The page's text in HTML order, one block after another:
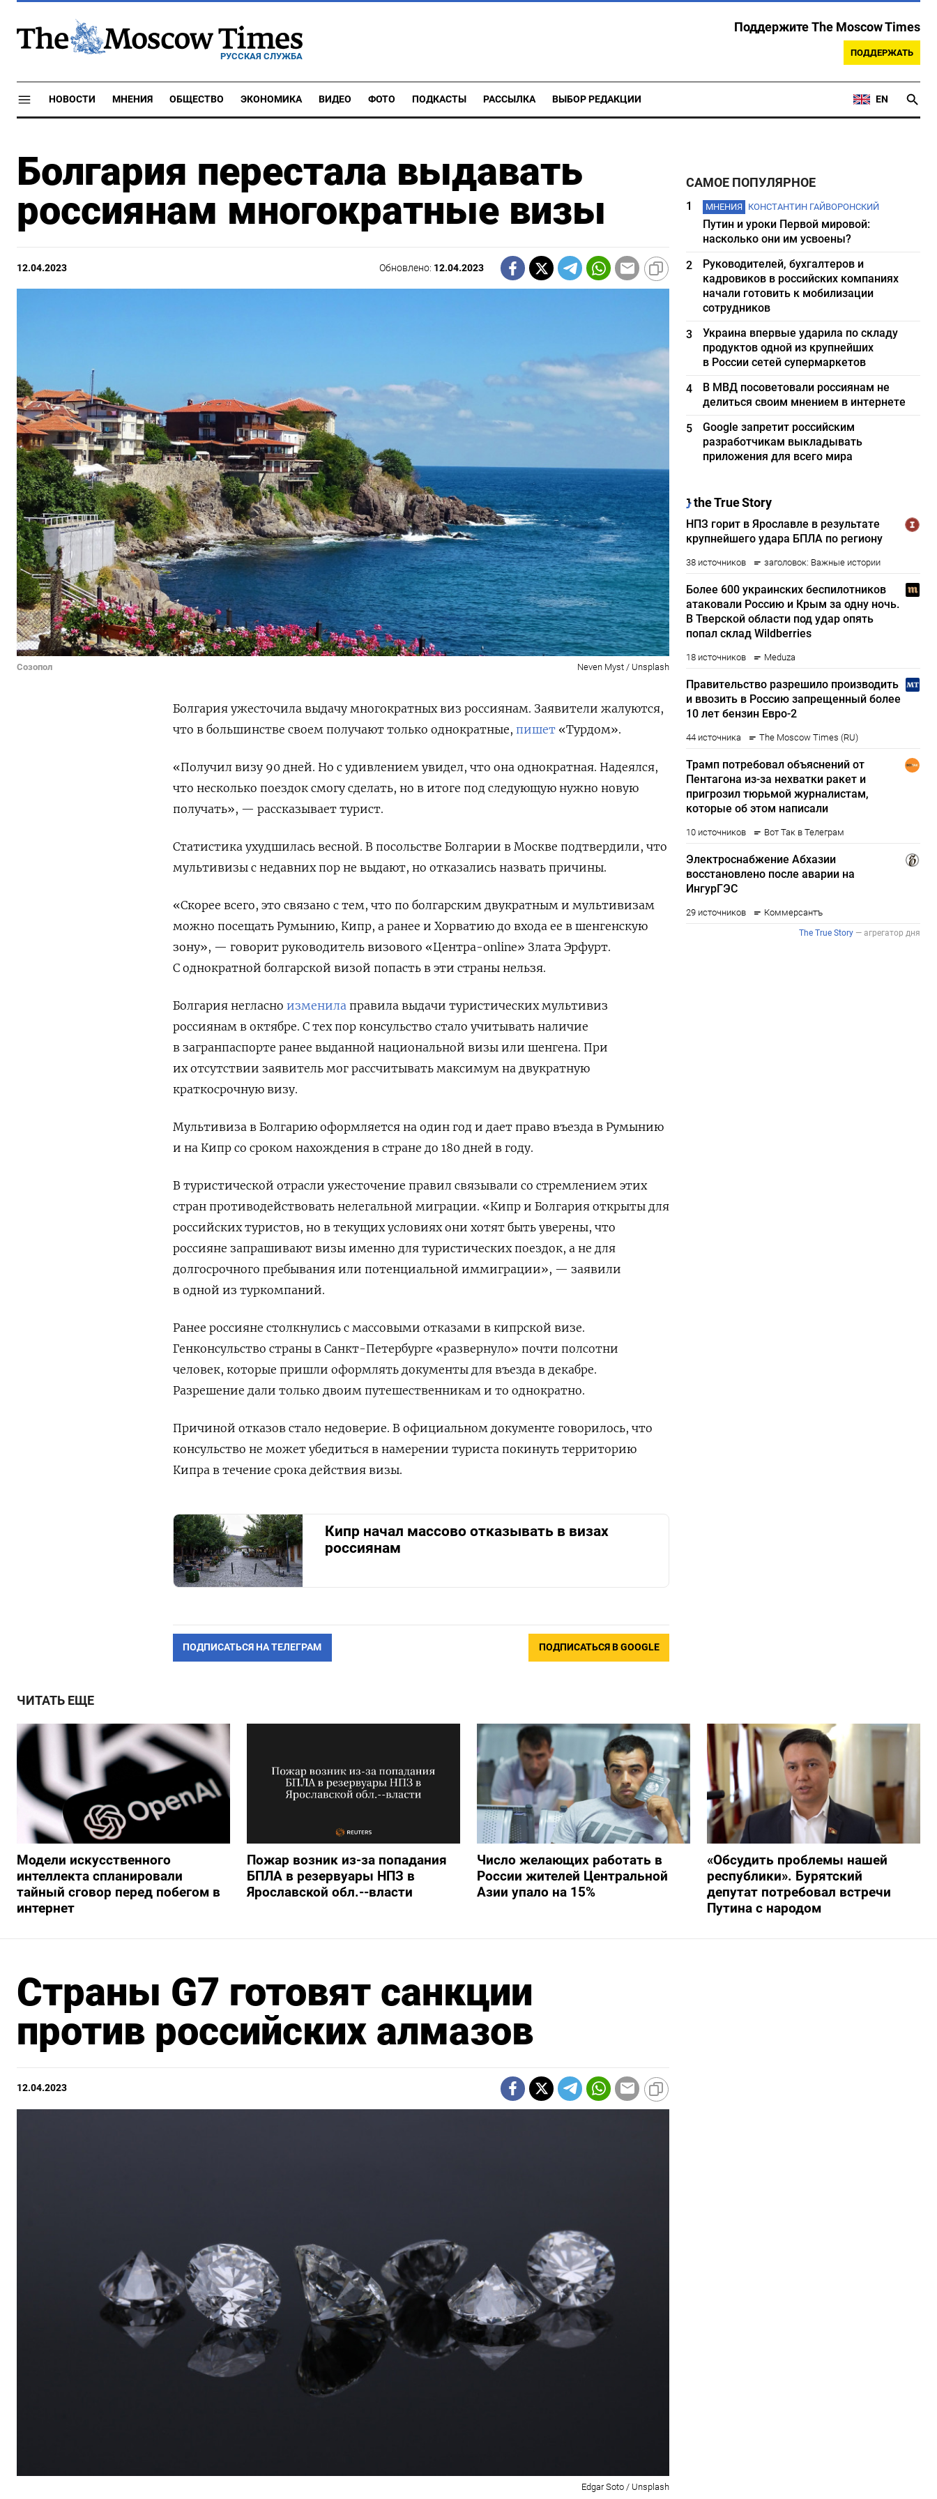
РУССКАЯ СЛУЖБА
Поддержите The Moscow Times
ПОДДЕРЖАТЬ
НОВОСТИ МНЕНИЯ ОБЩЕСТВО ЭКОНОМИКА ВИДЕО ФОТО ПОДКАСТЫ РАССЫЛКА ВЫБОР РЕДАКЦИИ EN
Болгария перестала выдавать
россиянам многократные визы
12.04.2023 Обновлено: 12.04.2023
Созопол Neven Myst / Unsplash
Болгария ужесточила выдачу многократных виз россиянам. Заявители жалуются,
что в большинстве своем получают только однократные, пишет «Турдом».
«Получил визу 90 дней. Но с удивлением увидел, что она однократная. Надеялся,
что несколько поездок смогу сделать, но в итоге под следующую нужно новую
получать», — рассказывает турист.
Статистика ухудшилась весной. В посольстве Болгарии в Москве подтвердили, что
мультивизы с недавних пор не выдают, но отказались назвать причины.
«Скорее всего, это связано с тем, что по болгарским двукратным и мультивизам
можно посещать Румынию, Кипр, а ранее и Хорватию до входа ее в шенгенскую
зону», — говорит руководитель визового «Центра-online» Злата Эрфурт.
С однократной болгарской визой попасть в эти страны нельзя.
Болгария негласно изменила правила выдачи туристических мультивиз
россиянам в октябре. С тех пор консульство стало учитывать наличие
в загранпаспорте ранее выданной национальной визы или шенгена. При
их отсутствии заявитель мог рассчитывать максимум на двукратную
краткосрочную визу.
Мультивиза в Болгарию оформляется на один год и дает право въезда в Румынию
и на Кипр со сроком нахождения в стране до 180 дней в году.
В туристической отрасли ужесточение правил связывали со стремлением этих
стран противодействовать нелегальной миграции. «Кипр и Болгария открыты для
российских туристов, но в текущих условиях они хотят быть уверены, что
россияне запрашивают визы именно для туристических поездок, а не для
долгосрочного пребывания или потенциальной иммиграции», — заявили
в одной из туркомпаний.
Ранее россияне столкнулись с массовыми отказами в кипрской визе.
Генконсульство страны в Санкт-Петербурге «развернуло» почти полсотни
человек, которые пришли оформлять документы для въезда в декабре.
Разрешение дали только двоим путешественникам и то однократно.
Причиной отказов стало недоверие. В официальном документе говорилось, что
консульство не может убедиться в намерении туриста покинуть территорию
Кипра в течение срока действия визы.
Кипр начал массово отказывать в визах
россиянам
ПОДПИСАТЬСЯ НА ТЕЛЕГРАМ ПОДПИСАТЬСЯ В GOOGLE
САМОЕ ПОПУЛЯРНОЕ
1 МНЕНИЯ КОНСТАНТИН ГАЙВОРОНСКИЙ
Путин и уроки Первой мировой:
насколько они им усвоены?
2
Руководителей, бухгалтеров и
кадровиков в российских компаниях
начали готовить к мобилизации
сотрудников
3
Украина впервые ударила по складу
продуктов одной из крупнейших
в России сетей супермаркетов
4
В МВД посоветовали россиянам не
делиться своим мнением в интернете
5
Google запретит российским
разработчикам выкладывать
приложения для всего мира
ЧИТАТЬ ЕЩЕ
Модели искусственного
интеллекта спланировали
тайный сговор перед побегом в
интернет
Пожар возник из-за попадания
БПЛА в резервуары НПЗ в
Ярославской обл.--власти
Число желающих работать в
России жителей Центральной
Азии упало на 15%
«Обсудить проблемы нашей
республики». Бурятский
депутат потребовал встречи
Путина с народом
Страны G7 готовят санкции
против российских алмазов
12.04.2023
Edgar Soto / Unsplash